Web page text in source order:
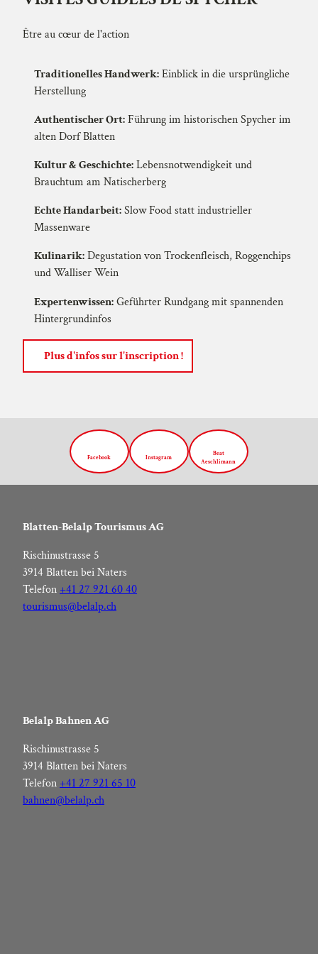
Être au cœur de l'action
Traditionelles Handwerk:Einblick in die ursprüngliche
Herstellung
Authentischer Ort:Führung im historischen Spycher im
alten Dorf Blatten
Kultur & Geschichte:Lebensnotwendigkeit und
Brauchtum am Natischerberg
Echte Handarbeit:Slow Food statt industrieller
Massenware
Kulinarik:Degustation von Trockenfleisch, Roggenchips
und Walliser Wein
Expertenwissen:Geführter Rundgang mit spannenden
Hintergrundinfos
Plus d'infos sur l'inscription !
Facebook Instagram
Beat
Aeschlimann
Blatten-Belalp Tourismus AG
Rischinustrasse 5
3914 Blatten bei Naters
Telefon +41 27 921 60 40
tourismus@belalp.ch
Belalp Bahnen AG
Rischinustrasse 5
3914 Blatten bei Naters
Telefon +41 27 921 65 10
bahnen@belalp.ch